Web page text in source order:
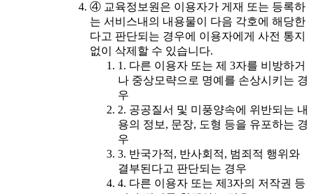
④ 교육정보원은 이용자가 게재 또는 등록하
는 서비스내의 내용물이 다음 각호에 해당한
다고 판단되는 경우에 이용자에게 사전 통지
없이 삭제할 수 있습니다.
1. 다른 이용자 또는 제 3자를 비방하거
나 중상모략으로 명예를 손상시키는 경
우
2. 공공질서 및 미풍양속에 위반되는 내
용의 정보, 문장, 도형 등을 유포하는 경
우
3. 반국가적, 반사회적, 범죄적 행위와
결부된다고 판단되는 경우
4. 다른 이용자 또는 제3자의 저작권 등